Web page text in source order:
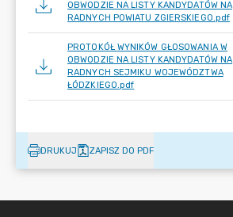
OBWODZIE NA LISTY KANDYDATÓW NA
RADNYCH POWIATU ZGIERSKIEGO.pdf
PROTOKÓŁ WYNIKÓW GŁOSOWANIA W
OBWODZIE NA LISTY KANDYDATÓW NA
RADNYCH SEJMIKU WOJEWÓDZTWA
ŁÓDZKIEGO.pdf
DRUKUJ ZAPISZ DO PDF